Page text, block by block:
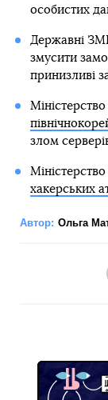
особистих
Державні
змусити
принизливі
злом
хакерських
Автор: Ольга